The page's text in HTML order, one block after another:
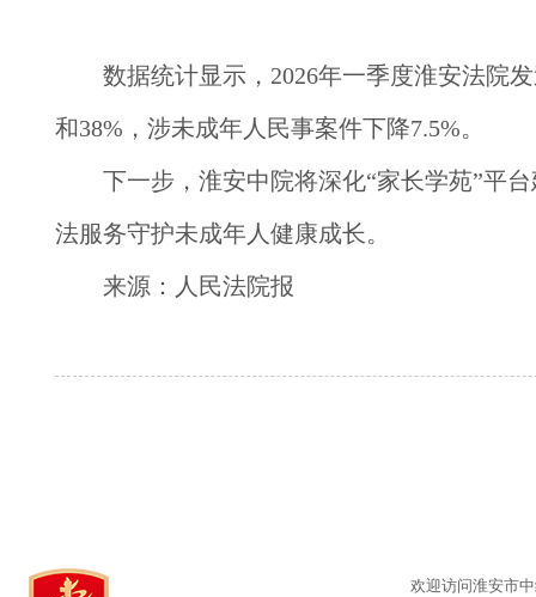
数据统计显示，2026年一季度淮安法院发
和38%，涉未成年人民事案件下降7.5%。
下一步，淮安中院将深化“家长学苑”平
法服务守护未成年人健康成长。
来源：人民法院报
欢迎访问淮安市